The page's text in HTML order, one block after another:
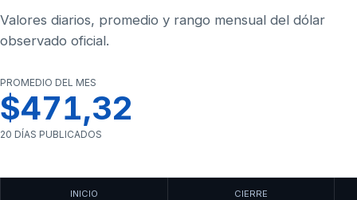
Valores diarios, promedio y rango mensual del dólar
observado oficial.
PROMEDIO DEL MES
$471,32
20 DÍAS PUBLICADOS
INICIO CIERRE